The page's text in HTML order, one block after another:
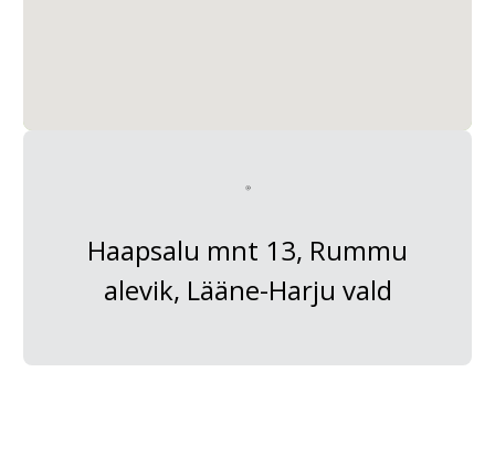
Haapsalu mnt 13, Rummu
alevik, Lääne-Harju vald